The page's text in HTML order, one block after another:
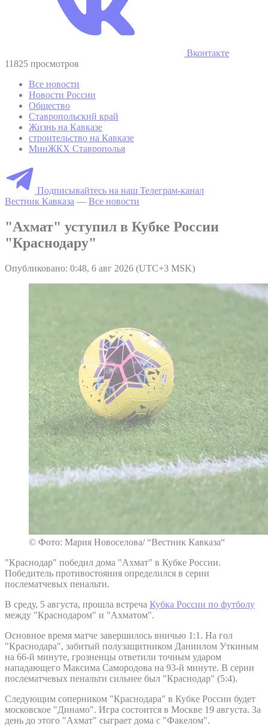
Вконтакте
11825 просмотров
Все новости
Новости России
Общество
Ставропольский край
Жизнь на Кавказе
строительство на Кавказе
МинЖКХ Ставрополья
Подписывайтесь на наш Телеграм-канал
Вестник Кавказа — Все новости
"Ахмат" уступил в Кубке России
"Краснодару"
Опубликовано: 0:48, 6 авг 2026 (UTC+3 MSK)
© Фото: Мария Новоселова/ “Вестник Кавказа“
"Краснодар" победил дома "Ахмат" в Кубке России.
Победитель противостояния определился в серии
послематчевых пенальти.
В среду, 5 августа, прошла встреча Кубка России по футболу
между "Краснодаром" и "Ахматом".
Основное время матче завершилось вничью 1:1. На гол
"Краснодара", забитый полузащитником Даниилом Уткиным
на 66-й минуте, грозненцы ответили точным ударом
нападающего Максима Самородова на 93-й минуте. В серии
послематчевых пенальти сильнее был "Краснодар" (5:4).
Следующим соперником "Краснодара" в Кубке России будет
московское "Динамо". Игра состоится в Москве 19 августа. За
день до этого "Ахмат" сыграет дома с "Факелом".